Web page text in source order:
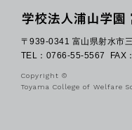
〒939-0341 富山県射水市
TEL：0766-55-5567
FAX
Copyright ©
Toyama College of Welfare